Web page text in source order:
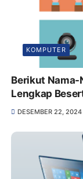
KOMPUTER
Berikut Nama-
Lengkap
DESEMBER 22, 2024